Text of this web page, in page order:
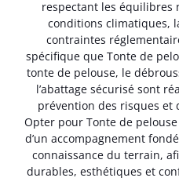
respectant les équilibres
conditions climatiques,
contraintes
spécifique que Tonte de
tonte de pelouse, le
l’abattage sécurisé sont
prévention des risques et
Opter pour Tonte de
d’un accompagnement
connaissance du terrain,
durables, esthétiques et